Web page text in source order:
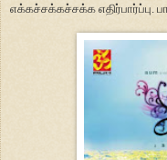
எக்கச்சக்கச்சக்க எதிர்பார்ப்பு.